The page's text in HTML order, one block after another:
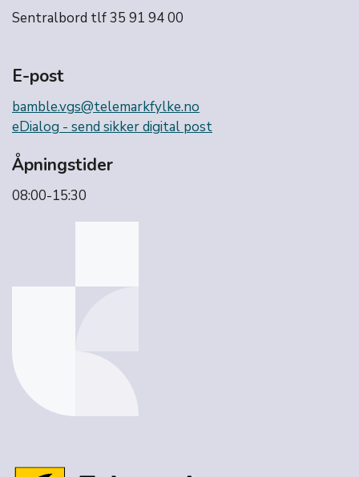
Sentralbord tlf 35 91 94 00
E-post
bamble.vgs@telemarkfylke.no
eDialog - send sikker digital post
Åpningstider
08:00-15:30